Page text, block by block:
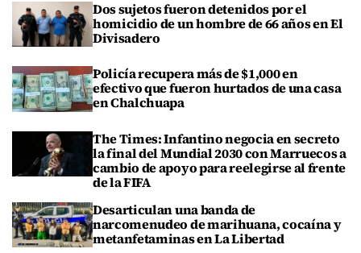
Dos sujetos fueron detenidos por el
homicidio de un hombre de 66 años en El
Divisadero
Policía recupera más de $1,000 en
efectivo que fueron hurtados de una casa
en Chalchuapa
The Times: Infantino negocia en secreto
la final del Mundial 2030 con Marruecos a
cambio de apoyo para reelegirse al frente
de la FIFA
Desarticulan una banda de
narcomenudeo de marihuana, cocaína y
metanfetaminas en La Libertad